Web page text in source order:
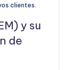
clientes.
y su
de